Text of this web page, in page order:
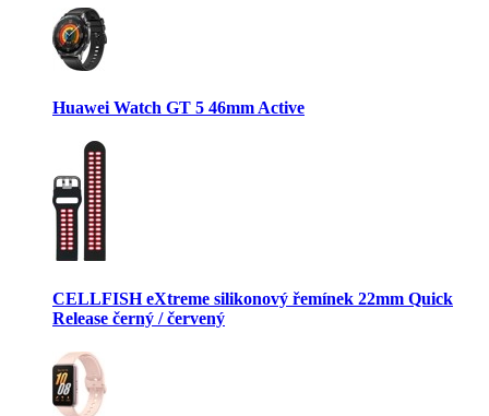
Huawei Watch GT 5 46mm Active
CELLFISH eXtreme silikonový řemínek 22mm Quick
Release černý / červený